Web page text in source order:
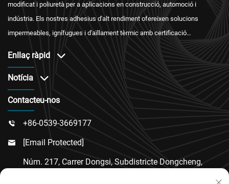
modificat i poliuretà per a aplicacions en construcció, automoció i
indústria. Els nostres adhesius d'alt rendiment ofereixen solucions
impermeables, ignífugues i d'aïllament tèrmic amb certificació
Enllaç ràpid
Notícia
Contacteu-nos
 +86-0539-3669177
 [email Protected]
Núm. 217, Carrer Dongsi, Subdistricte Dongcheng,